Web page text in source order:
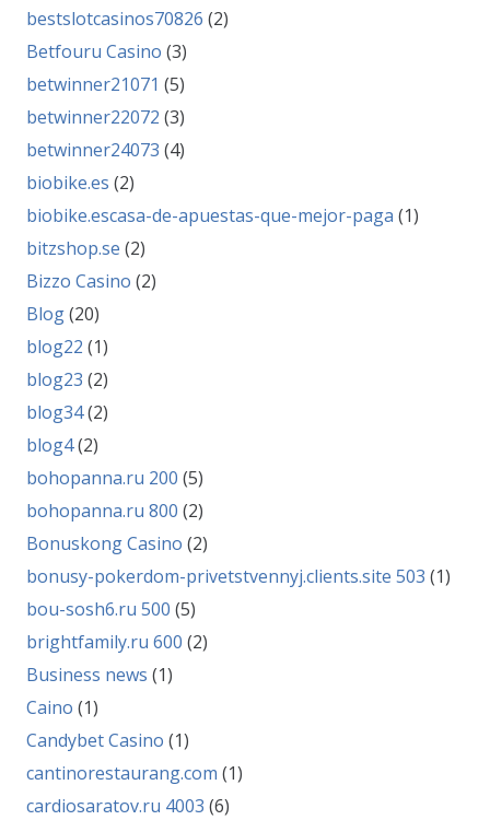
bestslotcasinos70826 (2)
Betfouru Casino (3)
betwinner21071 (5)
betwinner22072 (3)
betwinner24073 (4)
biobike.es (2)
biobike.escasa-de-apuestas-que-mejor-paga (1)
bitzshop.se (2)
Bizzo Casino (2)
Blog(20)
blog22 (1)
blog23 (2)
blog34(2)
blog4(2)
bohopanna.ru 200 (5)
bohopanna.ru 800 (2)
Bonuskong Casino (2)
bonusy-pokerdom-privetstvennyj.clients.site 503 (1)
bou-sosh6.ru 500 (5)
brightfamily.ru 600 (2)
Business news (1)
Caino (1)
Candybet Casino (1)
cantinorestaurang.com (1)
cardiosaratov.ru 4003 (6)